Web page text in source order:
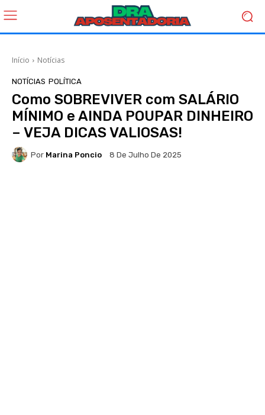
Início Notícias
NOTÍCIAS POLÍTICA
Como SOBREVIVER com SALÁRIO
MÍNIMO e AINDA POUPAR DINHEIRO
– VEJA DICAS VALIOSAS!
Por Marina Poncio 8 De Julho De 2025